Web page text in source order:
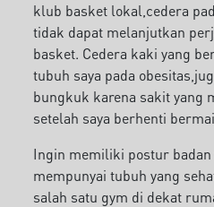
klub basket lokal,cedera
tidak dapat melanjutkan
basket. Cedera kaki yang
tubuh saya pada
bungkuk karena sakit yang
setelah saya berhenti
Ingin memiliki postur badan
mempunyai tubuh yang
salah satu gym di dekat